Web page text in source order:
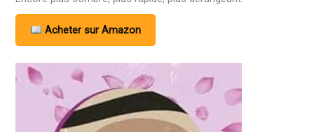
Acheter sur Amazon